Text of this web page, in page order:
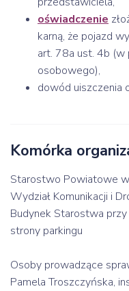
oświadczenie
karną, że pojazd
art. 78a ust. 4b (w
osobowego),
dowód uiszczenia
Komórka
Starostwo Powiatowe
Wydział Komunikacji i
Budynek Starostwa
strony parkingu
Osoby prowadzące
Pamela Troszczyńska,